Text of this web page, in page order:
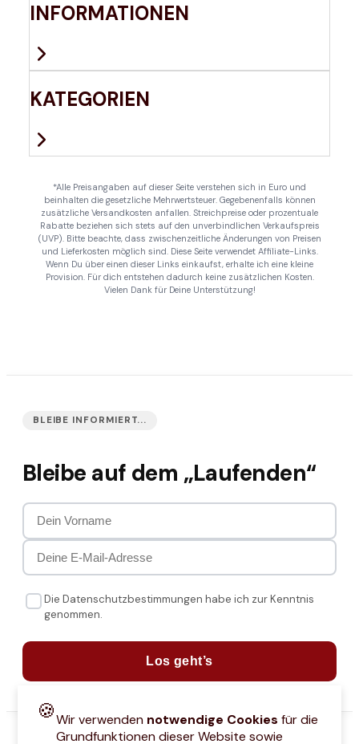
INFORMATIONEN
KATEGORIEN
*Alle Preisangaben auf dieser Seite verstehen sich in Euro und
beinhalten die gesetzliche Mehrwertsteuer. Gegebenenfalls können
zusätzliche Versandkosten anfallen. Streichpreise oder prozentuale
Rabatte beziehen sich stets auf den unverbindlichen Verkaufspreis
(UVP). Bitte beachte, dass zwischenzeitliche Änderungen von Preisen
und Lieferkosten möglich sind. Diese Seite verwendet Affiliate-Links.
Wenn Du über einen dieser Links einkaufst, erhalte ich eine kleine
Provision. Für dich entstehen dadurch keine zusätzlichen Kosten.
Vielen Dank für Deine Unterstützung!
BLEIBE INFORMIERT...
Bleibe auf dem „Laufenden“
Die Datenschutzbestimmungen habe ich zur Kenntnis
genommen.
Los geht’s
🍪Wir verwenden notwendige Cookies für die
Grundfunktionen dieser Website sowie